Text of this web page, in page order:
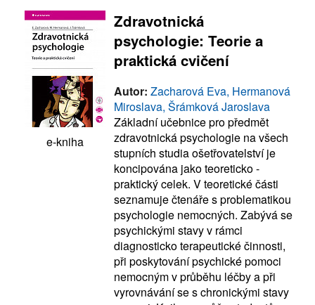
e-kniha
Zdravotnická
psychologie: Teorie a
praktická cvičení
Autor: Zacharová Eva, Hermanová
Miroslava, Šrámková Jaroslava
Základní učebnice pro předmět
zdravotnická psychologie na všech
stupních studia ošetřovatelství je
koncipována jako teoreticko -
praktický celek. V teoretické části
seznamuje čtenáře s problematikou
psychologie nemocných. Zabývá se
psychickými stavy v rámci
diagnosticko terapeutické činnosti,
při poskytování psychické pomoci
nemocným v průběhu léčby a při
vyrovnávání se s chronickými stavy